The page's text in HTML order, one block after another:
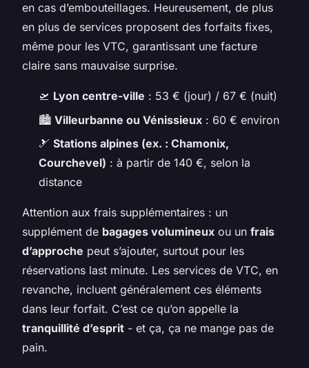
en cas d’embouteillages. Heureusement, de plus
en plus de services proposent des forfaits fixes,
même pour les VTC, garantissant une facture
claire sans mauvaise surprise.
🛫 Lyon centre-ville : 53 € (jour) / 67 € (nuit)
🏙️ Villeurbanne ou Vénissieux : 60 € environ
🎿 Stations alpines (ex. : Chamonix,
Courchevel) : à partir de 140 €, selon la
distance
Attention aux frais supplémentaires : un
supplément de bagages volumineux ou un frais
d’approche peut s’ajouter, surtout pour les
réservations last minute. Les services de VTC, en
revanche, incluent généralement ces éléments
dans leur forfait. C’est ce qu’on appelle la
tranquillité d’esprit - et ça, ça ne mange pas de
pain.